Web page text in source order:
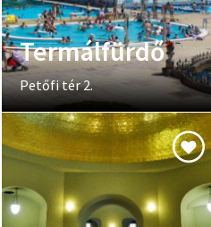
Termálfürdő
Petőfi tér 2.